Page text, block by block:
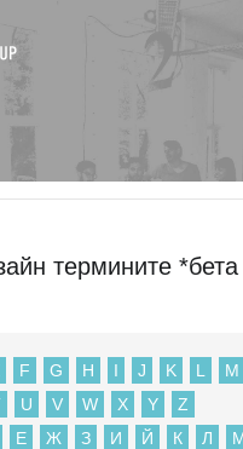
термините
F G H I J K L M
U V W X Y
Z
Е Ж З И Й К Л